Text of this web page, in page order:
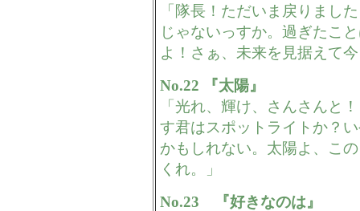
「隊長！ただいま戻りまし
じゃないっすか。過ぎたこ
よ！さぁ、未来を見据えて
No.22 『太陽』
「光れ、輝け、さんさんと
す君はスポットライトか？
かもしれない。太陽よ、こ
くれ。」
No.23 『好きなのは』